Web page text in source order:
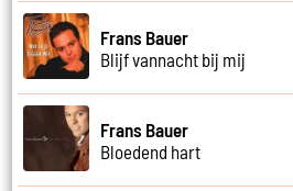
Frans Bauer
Blijf vannacht bij mij
Frans Bauer
Bloedend hart